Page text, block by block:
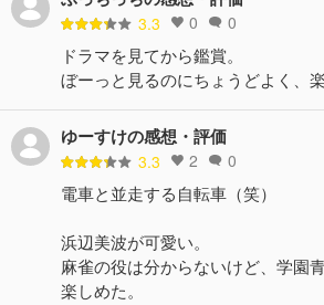
3.3 0 0
ドラマを見てから鑑賞。
ぼーっと見るのにちょうどよく、
ゆーすけの感想・評価
3.3 2 0
電車と並走する自転車（笑）
浜辺美波が可愛い。
麻雀の役は分からないけど、学園
楽しめた。